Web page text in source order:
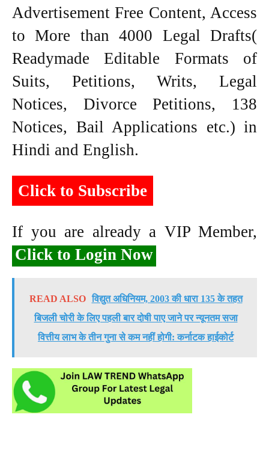
Advertisement Free Content, Access
to More than 4000 Legal Drafts(
Readymade Editable Formats of
Suits, Petitions, Writs, Legal
Notices, Divorce Petitions, 138
Notices, Bail Applications etc.) in
Hindi and English.
Click to Subscribe
If you are already a VIP Member,
Click to Login Now
READ ALSO विद्युत अधिनियम, 2003 की धारा 135 के तहत
बिजली चोरी के लिए पहली बार दोषी पाए जाने पर न्यूनतम सजा
वित्तीय लाभ के तीन गुना से कम नहीं होगी: कर्नाटक हाईकोर्ट